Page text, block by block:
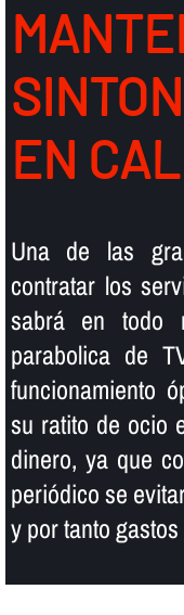
EN
Una de las
contratar los
sabrá en todo
parabolica de
funcionamiento
su ratito de ocio
dinero, ya que
periódico se
y por tanto